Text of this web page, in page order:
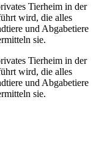
Tierheim in der
wird, die alles
und Abgabetiere
sie.
Tierheim in der
wird, die alles
und Abgabetiere
sie.